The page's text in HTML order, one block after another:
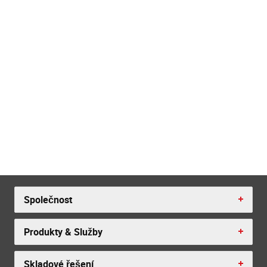
Společnost
Produkty & Služby
Skladové řešení